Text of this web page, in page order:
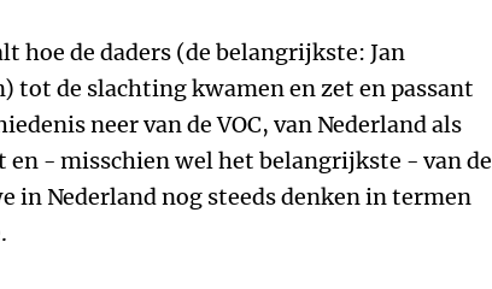
hoe de daders (de belangrijkste: Jan
tot de slachting kwamen en zet en passant
neer van de VOC, van Nederland als
- misschien wel het belangrijkste - van de
in Nederland nog steeds denken in termen